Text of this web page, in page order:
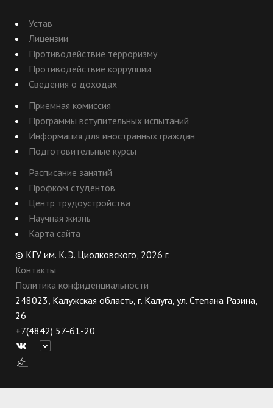
Устав
Лицензии
Противодействие терроризму
Противодействие коррупции
Сведения о доходах
Приемная комиссия
Программы вступительных испытаний
Информация для иностранных граждан
Подготовительные курсы
Расписание занятий
Профком студентов
Центр трудоустройства
Научная жизнь
Карта сайта
© КГУ им. К. Э. Циолковского, 2026 г.
Контакты
Политика конфиденциальности
248023, Калужская область, г. Калуга, ул. Степана Разина,
26
+7(4842) 57-61-20